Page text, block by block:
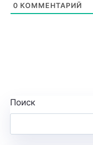
0 КОММЕНТАРИЙ
Поиск